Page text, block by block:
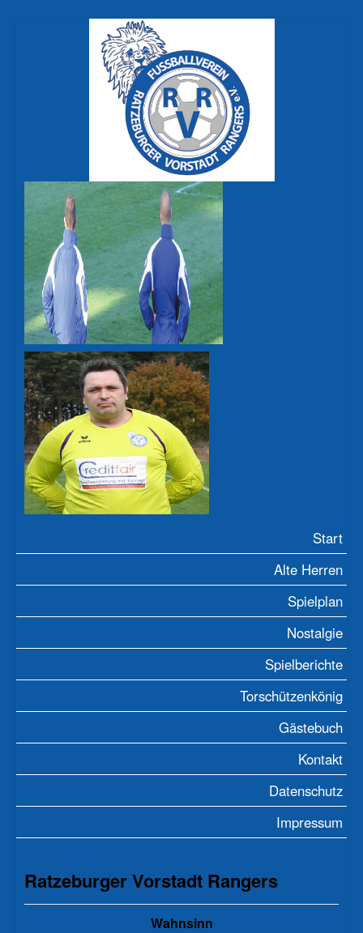
Start
Alte Herren
Spielplan
Nostalgie
Spielberichte
Torschützenkönig
Gästebuch
Kontakt
Datenschutz
Impressum
Ratzeburger Vorstadt Rangers
Wahnsinn